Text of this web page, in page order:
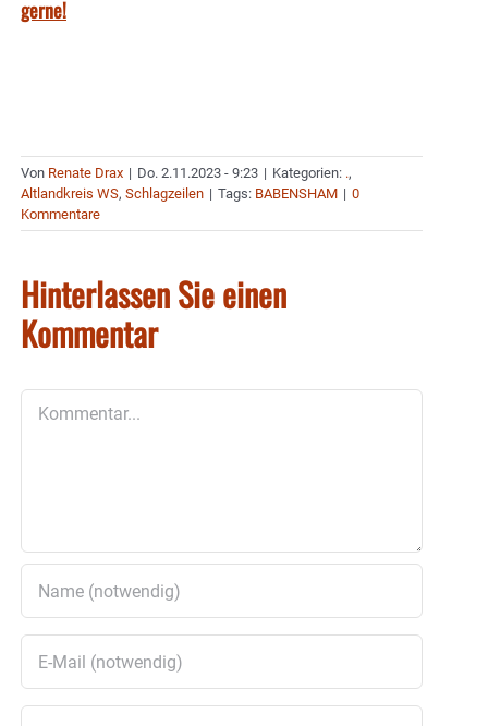
gerne!
Von Renate Drax | Do. 2.11.2023 - 9:23 | Kategorien: .,
Altlandkreis WS, Schlagzeilen | Tags: BABENSHAM | 0
Kommentare
Hinterlassen Sie einen
Kommentar